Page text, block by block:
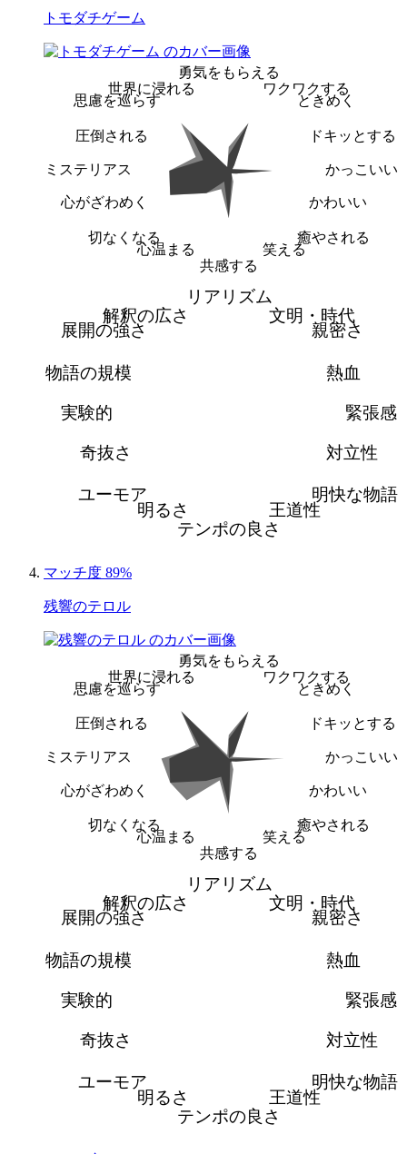
トモダチゲーム
勇気をもらえる
ワクワクする
ときめく
ドキッとする
かっこいい
かわいい
癒やされる
笑える
共感する
心温まる
切なくなる
心がざわめく
ミステリアス
圧倒される
思慮を巡らす
世界に浸れる
リアリズム
文明・時代
親密さ
熱血
緊張感
対立性
明快な物語
王道性
テンポの良さ
明るさ
ユーモア
奇抜さ
実験的
物語の規模
展開の強さ
解釈の広さ
マッチ度 89%
残響のテロル
勇気をもらえる
ワクワクする
ときめく
ドキッとする
かっこいい
かわいい
癒やされる
笑える
共感する
心温まる
切なくなる
心がざわめく
ミステリアス
圧倒される
思慮を巡らす
世界に浸れる
リアリズム
文明・時代
親密さ
熱血
緊張感
対立性
明快な物語
王道性
テンポの良さ
明るさ
ユーモア
奇抜さ
実験的
物語の規模
展開の強さ
解釈の広さ